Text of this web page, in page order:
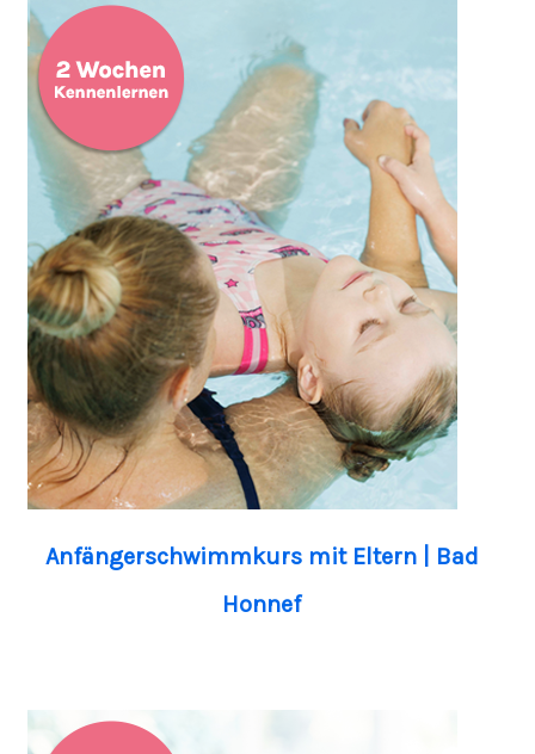
Anfängerschwimmkurs mit Eltern | Bad
Honnef